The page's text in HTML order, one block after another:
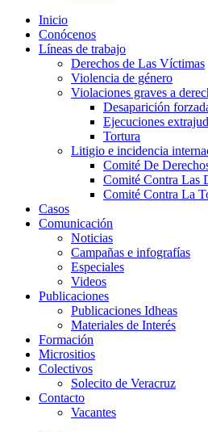
Inicio
Conócenos
Líneas de trabajo
Derechos de Las Víctimas
Violencia de género
Violaciones graves a
Desaparición
Ejecuciones
Tortura
Litigio e incidencia
Comité De
Comité Contra Las
Comité Contra La
Casos
Comunicación
Noticias
Campañas e infografías
Especiales
Videos
Publicaciones
Publicaciones Idheas
Materiales de Interés
Formación
Micrositios
Colectivos
Solecito de Veracruz
Contacto
Vacantes